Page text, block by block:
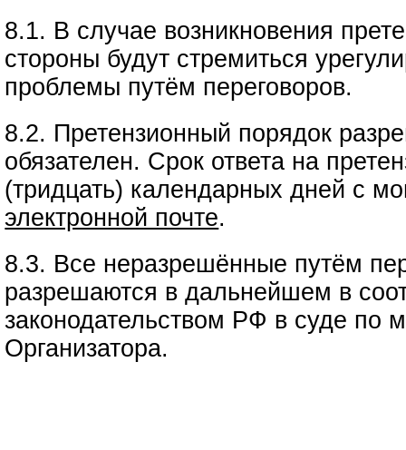
8.1. В случае возникновения
стороны будут стремиться
проблемы путём переговоров.
8.2. Претензионный порядок
обязателен. Срок ответа на
(тридцать) календарных дней с
электронной почте.
8.3. Все неразрешённые путём
разрешаются в дальнейшем в
законодательством РФ в суде по
Организатора.